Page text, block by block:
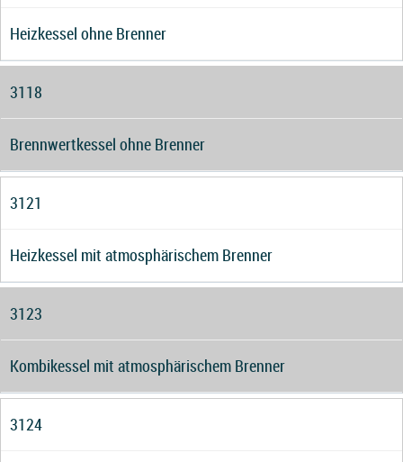
Heizkessel ohne Brenner
3118
Brennwertkessel ohne Brenner
3121
Heizkessel mit atmosphärischem Brenner
3123
Kombikessel mit atmosphärischem Brenner
3124